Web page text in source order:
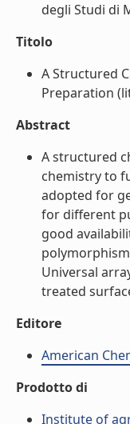
degli Studi di
Titolo
A Structured
Preparation
Abstract
A structured
chemistry to
adopted for
for different
good
Universal
treated
Editore
American
Prodotto di
Institute of